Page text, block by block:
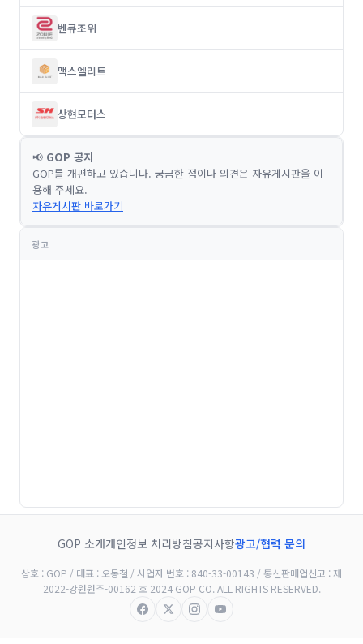
벤큐조위
맥스엘리트
상현모터스
📢 GOP 공지
GOP를 개편하고 있습니다. 궁금한 점이나 의견은 자유게시판을 이
용해 주세요.
자유게시판 바로가기
광고
GOP 소개개인정보 처리방침공지사항광고/협력 문의
상호 : GOP / 대표 : 오동철 / 사업자 번호 : 840-33-00143 / 통신판매업신고 : 제
2022-강원원주-00162 호 2024 GOP CO. ALL RIGHTS RESERVED.